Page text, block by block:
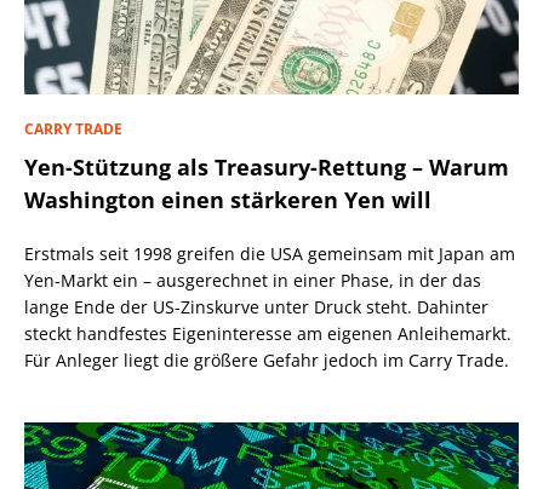
CARRY TRADE
Yen-Stützung als Treasury-Rettung – Warum
Washington einen stärkeren Yen will
Erstmals seit 1998 greifen die USA gemeinsam mit Japan am
Yen-Markt ein – ausgerechnet in einer Phase, in der das
lange Ende der US-Zinskurve unter Druck steht. Dahinter
steckt handfestes Eigeninteresse am eigenen Anleihemarkt.
Für Anleger liegt die größere Gefahr jedoch im Carry Trade.